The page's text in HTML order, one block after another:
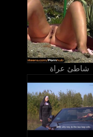
شاطئ عراة